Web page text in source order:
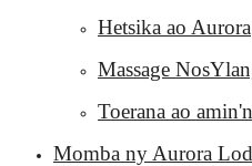
Hetsika ao Aurora
Massage
Toerana ao
Momba ny Aurora